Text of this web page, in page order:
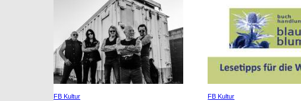
FB Kultur FB Kultur